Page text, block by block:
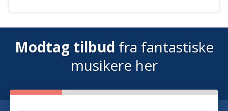
Modtag tilbud fra fantastiske
musikere her